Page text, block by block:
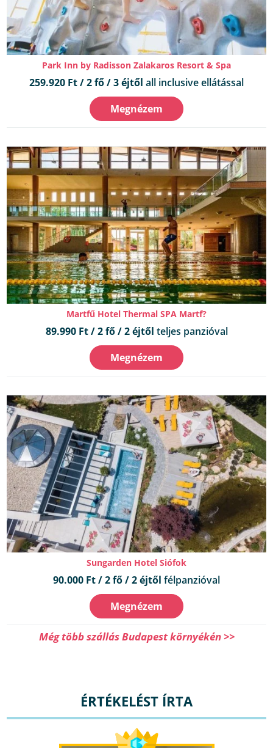
Park Inn by Radisson Zalakaros Resort & Spa
259.920 Ft / 2 fő / 3 éjtől all inclusive ellátással
Megnézem
Martfű Hotel Thermal SPA Martf?
89.990 Ft / 2 fő / 2 éjtől teljes panzióval
Megnézem
Sungarden Hotel Siófok
90.000 Ft / 2 fő / 2 éjtől félpanzióval
Megnézem
Még több szállás Budapest környékén >>
ÉRTÉKELÉST ÍRTA